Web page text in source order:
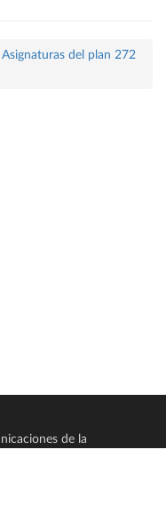
Asignaturas del plan 272
de la